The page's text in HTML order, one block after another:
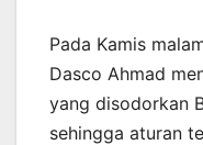
Pada Kamis
Dasco Ahmad
yang disodorkan
sehingga aturan